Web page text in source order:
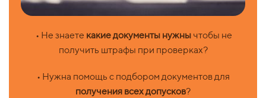
• Не знаете какие документы нужны чтобы не
получить штрафы при проверках?
• Нужна помощь с подбором документов для
получения всех допусков?